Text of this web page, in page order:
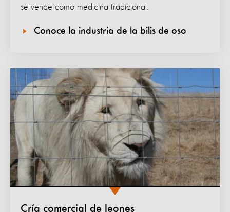
se vende como medicina tradicional.
Conoce la industria de la bilis de oso
Cría comercial de leones